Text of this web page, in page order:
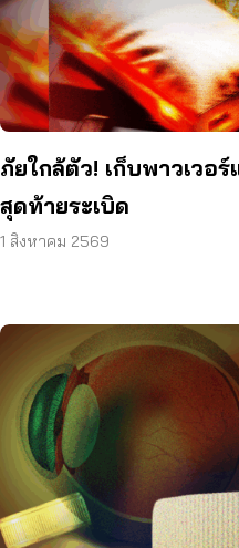
ภัยใกล้ตัว! เก็บพาวเวอ
สุดท้ายระเบิด
1 สิงหาคม 2569